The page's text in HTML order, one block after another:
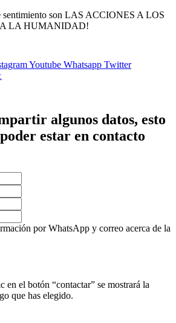
sentimiento son LAS ACCIONES A LOS
A LA HUMANIDAD!
Youtube Whatsapp Twitter
algunos datos, esto
estar en contacto
por WhatsApp y correo acerca de la
en el botón “contactar” se mostrará la
que has elegido.